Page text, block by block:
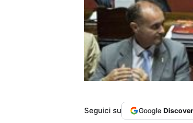
Seguici su Google Discover